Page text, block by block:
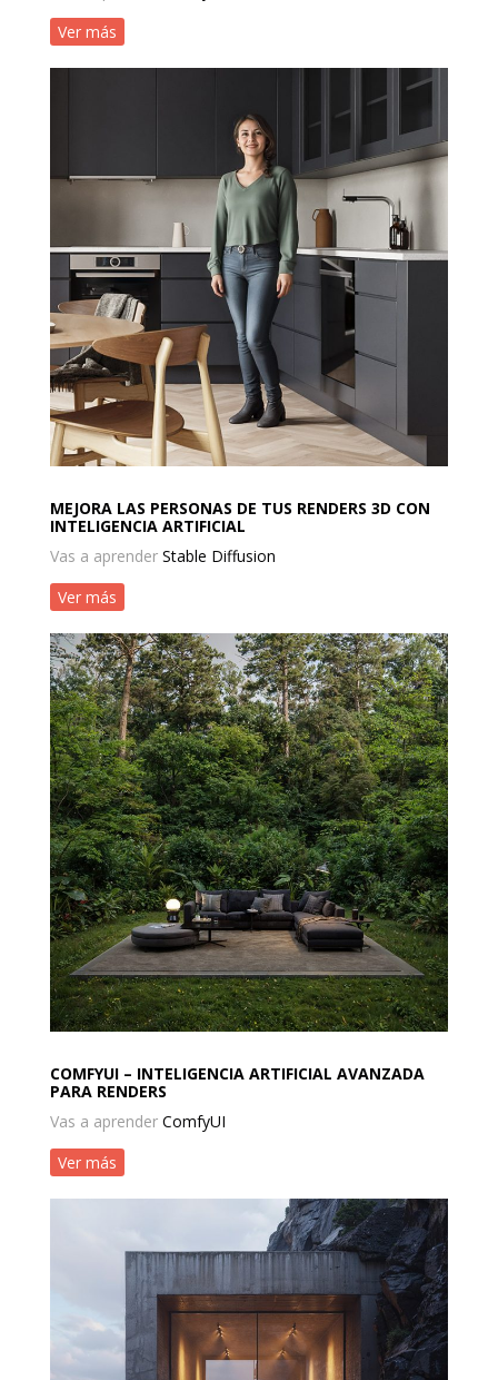
Ver más
MEJORA LAS PERSONAS DE TUS RENDERS 3D CON
INTELIGENCIA ARTIFICIAL
Vas a aprender Stable Diffusion
Ver más
COMFYUI – INTELIGENCIA ARTIFICIAL AVANZADA
PARA RENDERS
Vas a aprender ComfyUI
Ver más